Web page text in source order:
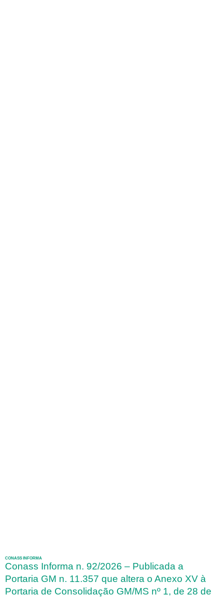
CONASS INFORMA
Conass Informa n. 92/2026 – Publicada a
Portaria GM n. 11.357 que altera o Anexo XV à
Portaria de Consolidação GM/MS nº 1, de 28 de